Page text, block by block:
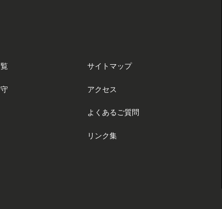
サイトマップ
アクセス
よくあるご質問
リンク集